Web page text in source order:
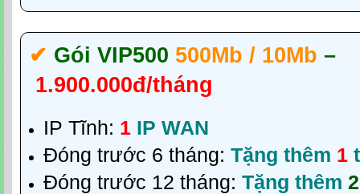
✔‎ Gói VIP500 500Mb / 10Mb –
1.900.000đ/tháng
IP Tĩnh: 1 IP WAN
Đóng trước 6 tháng: Tặng thêm 1
Đóng trước 12 tháng: Tặng thêm 2